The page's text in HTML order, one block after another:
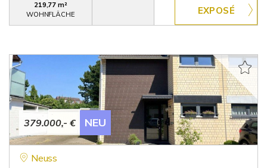
219,77 m²
WOHNFLÄCHE
379.000,- € NEU
Neuss